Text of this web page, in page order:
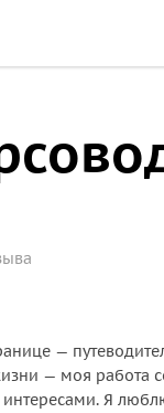
—
— моя работа
Я